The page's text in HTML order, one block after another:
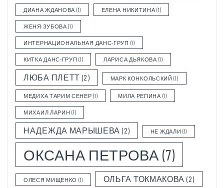
ДИАНА ЖДАНОВА (1) ЕЛЕНА НИКИТИНА (1)
ЖЕНЯ ЗУБОВА (1)
ИНТЕРНАЦИОНАЛЬНАЯ ДАНС-ГРУП (1)
КИТКА ДАНС-ГРУП (1) ЛАРИСА ДЬЯКОВА (1)
ЛЮБА ПЛЕТТ (2) МАРК КОНКОЛЬСКИЙ (1)
МЕДИХА ТАРИМ СЕНЕР (1) МИЛА РЕПИНА (1)
МИХАИЛ ЛАРИН (1)
НАДЕЖДА МАРЫШЕВА (2) НЕ ЖДАЛИ (1)
ОКСАНА ПЕТРОВА (7)
ОЛЕСЯ МИЩЕНКО (1) ОЛЬГА ТОКМАКОВА (2)